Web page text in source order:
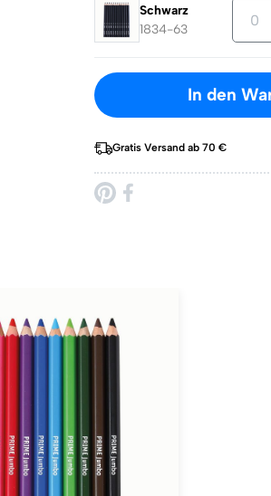
Schwarz
1834-63
In den
Gratis Versand ab 70 €